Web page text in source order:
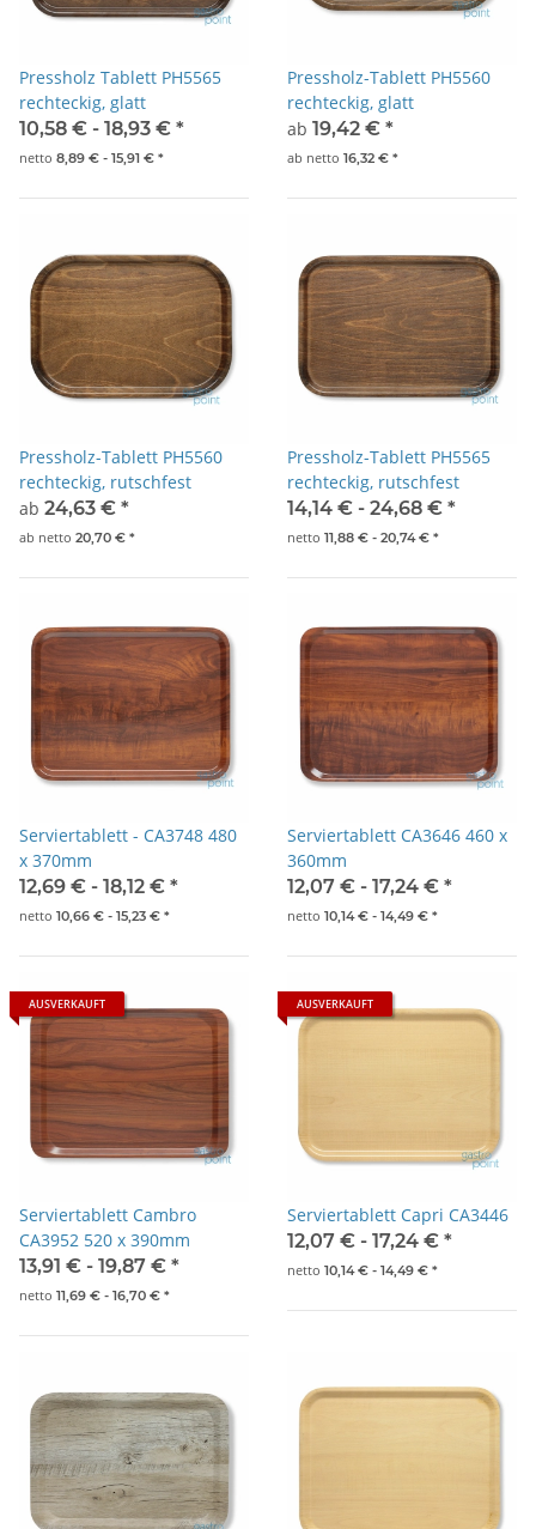
Pressholz Tablett PH5565
rechteckig, glatt
10,58 € - 18,93 € *
netto 8,89 € - 15,91 € *
Pressholz-Tablett PH5560
rechteckig, glatt
ab 19,42 € *
ab netto 16,32 € *
Pressholz-Tablett PH5560
rechteckig, rutschfest
ab 24,63 € *
ab netto 20,70 € *
Pressholz-Tablett PH5565
rechteckig, rutschfest
14,14 € - 24,68 € *
netto 11,88 € - 20,74 € *
Serviertablett - CA3748 480
x 370mm
12,69 € - 18,12 € *
netto 10,66 € - 15,23 € *
Serviertablett CA3646 460 x
360mm
12,07 € - 17,24 € *
netto 10,14 € - 14,49 € *
AUSVERKAUFT
Serviertablett Cambro
CA3952 520 x 390mm
13,91 € - 19,87 € *
netto 11,69 € - 16,70 € *
AUSVERKAUFT
Serviertablett Capri CA3446
12,07 € - 17,24 € *
netto 10,14 € - 14,49 € *